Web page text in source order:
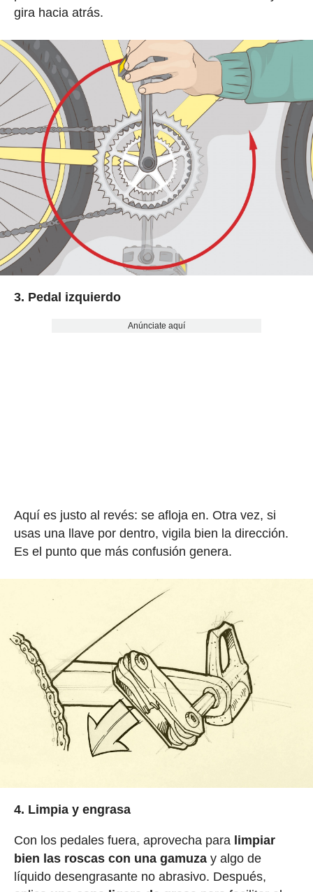
gira hacia atrás.
3. Pedal izquierdo
Anúnciate aquí
Aquí es justo al revés: se afloja en. Otra vez, si
usas una llave por dentro, vigila bien la dirección.
Es el punto que más confusión genera.
4. Limpia y engrasa
Con los pedales fuera, aprovecha paralimpiar
bien las roscas con una gamuzay algo de
líquido desengrasante no abrasivo. Después,